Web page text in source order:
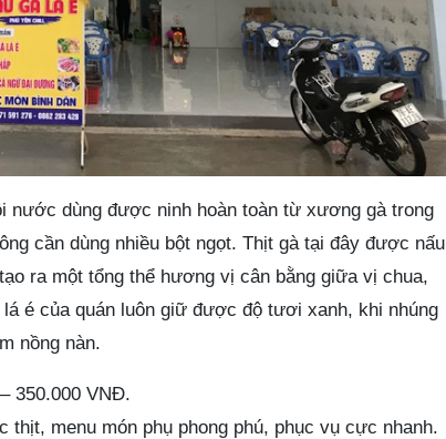
nước dùng được ninh hoàn toàn từ xương gà trong
cần dùng nhiều bột ngọt. Thịt gà tại đây được nấu
ra một tổng thể hương vị cân bằng giữa vị chua,
é của quán luôn giữ được độ tươi xanh, khi nhúng
nồng nàn.
350.000 VNĐ.
thịt, menu món phụ phong phú, phục vụ cực nhanh.